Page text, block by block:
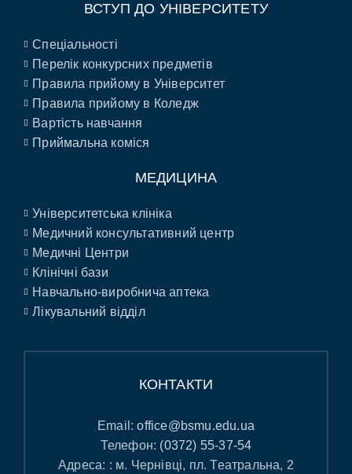
ВСТУП ДО УНІВЕРСИТЕТУ
Спеціальності
Перелік конкурсних предметів
Правила прийому в Університет
Правила прийому в Коледж
Вартість навчання
Приймальна коміся
МЕДИЦИНА
Університетська клініка
Медичний консультативний центр
Медичні Центри
Клінічні бази
Навчально-виробнича аптека
Лікувальний відділ
КОНТАКТИ
Email:office@bsmu.edu.ua
Телефон: (0372) 55-37-54
Адреса: : м. Чернівці, пл. Театральна, 2